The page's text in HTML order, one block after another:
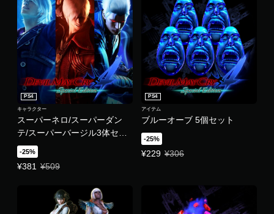
スーパーネロ/スーパーダン
テ/スーパーバージル3体セッ
ト
PS4
キャラクター
-25%
¥381
特別価格 ¥381 通常価格 ¥509
¥509
ブルーオーブ 5個セット
PS4
アイテム
-25%
¥229
特別価格 ¥229 通常価格 ¥306
¥306